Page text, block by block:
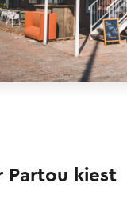
Partou kiest